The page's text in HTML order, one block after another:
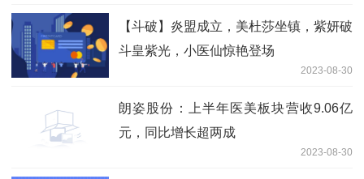
【斗破】炎盟成立，美杜莎坐镇，紫妍破
斗皇紫光，小医仙惊艳登场
2023-08-30
朗姿股份：上半年医美板块营收9.06亿
元，同比增长超两成
2023-08-30